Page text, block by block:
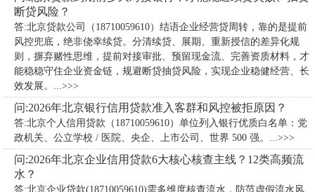
断贷风险？
答:北京贷款公司（18710059610）​结语企业经营贷周转，靠的是提前
风控兜底，绝非侥幸续贷。分清续贷、展期、重新授信的差异化规
则，摒弃赌性思维，提前对接审批、预留现金流、完善资质材料，才
能稳稳守住企业资金链，规避断贷抽贷风险，实现企业稳健经营、长
效发展。...>>>
问:2026年北京银行信用贷款准入客群和风控被拒原因？
答:北京个人信用贷款（18710059610）单位列入银行优质白名单：党
政机关、公立学校 / 医院、央企、上市公司、世界 500 强。...>>>
问:2026年北京企业信用贷款6大核心核查主线？12类高频流
水？
答:北京企业贷款(18710059610)需多维度核查流水，防范虚假流水风